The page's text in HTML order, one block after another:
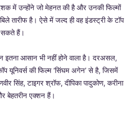
में उन्होंने जो मेहनत की है और उनकी फिल्मों
तारीफ है। ऐसे में जल्द ही वह इंडस्ट्री के टॉप
सकते हैं।
इतना आसान भी नहीं होने वाला है। दरअसल,
यूनिवर्स की फिल्म ‘सिंघम अगेन’ से है, जिसमें
सिंह, टाइगर श्रॉफ, दीपिका पादुकोण, करीना
बेहतरीन एक्शन हैं।